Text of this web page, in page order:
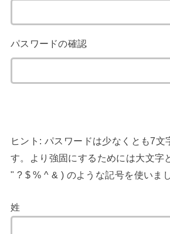
パスワードの確認
ヒント: パスワードは少なくとも7文
す。より強固にするためには大文字
" ? $ % ^ & ) のような記号を使いま
姓